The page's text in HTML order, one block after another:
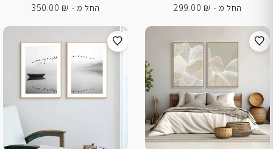
החל מ -
299.00 ₪
החל מ -
350.00 ₪